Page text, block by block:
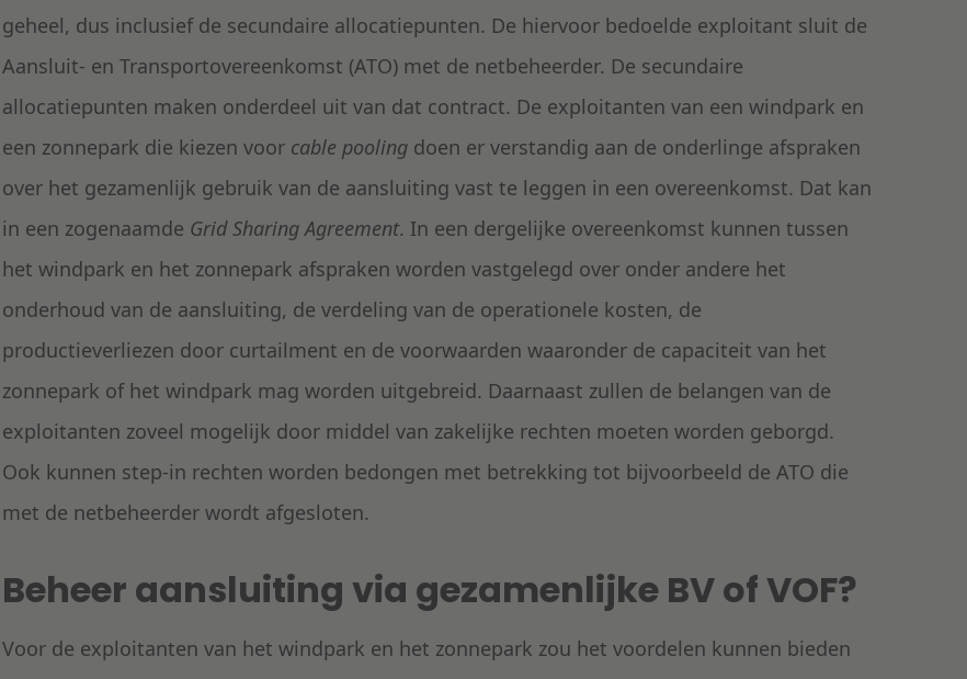
geheel, dus inclusief de secundaire allocatiepunten. De hiervoor bedoelde exploitant sluit de
Aansluit- en Transportovereenkomst (ATO) met de netbeheerder. De secundaire
allocatiepunten maken onderdeel uit van dat contract. De exploitanten van een windpark en
een zonnepark die kiezen voor cable poolingdoen er verstandig aan de onderlinge afspraken
over het gezamenlijk gebruik van de aansluiting vast te leggen in een overeenkomst. Dat kan
in een zogenaamde Grid Sharing Agreement. In een dergelijke overeenkomst kunnen tussen
het windpark en het zonnepark afspraken worden vastgelegd over onder andere het
onderhoud van de aansluiting, de verdeling van de operationele kosten, de
productieverliezen door curtailment en de voorwaarden waaronder de capaciteit van het
zonnepark of het windpark mag worden uitgebreid. Daarnaast zullen de belangen van de
exploitanten zoveel mogelijk door middel van zakelijke rechten moeten worden geborgd.
Ook kunnen step-in rechten worden bedongen met betrekking tot bijvoorbeeld de ATO die
met de netbeheerder wordt afgesloten.
Beheer aansluiting via gezamenlijke BV of VOF?
Voor de exploitanten van het windpark en het zonnepark zou het voordelen kunnen bieden